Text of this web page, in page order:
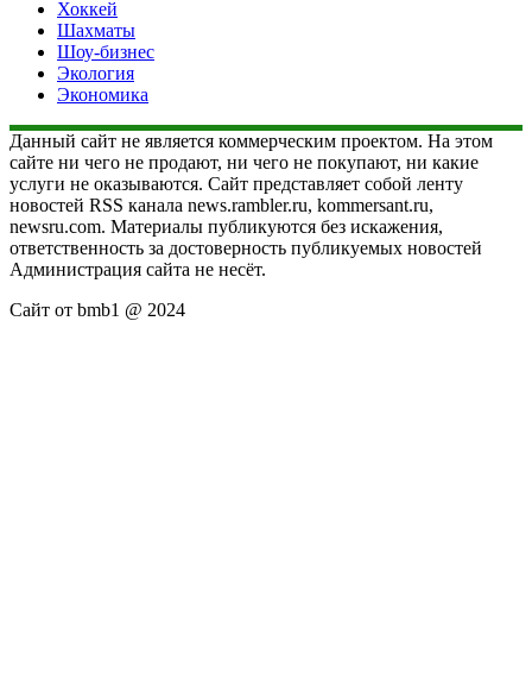
Хоккей
Шахматы
Шоу-бизнес
Экология
Экономика
Данный сайт не является коммерческим проектом. На этом
сайте ни чего не продают, ни чего не покупают, ни какие
услуги не оказываются. Сайт представляет собой ленту
новостей RSS канала news.rambler.ru, kommersant.ru,
newsru.com. Материалы публикуются без искажения,
ответственность за достоверность публикуемых новостей
Администрация сайта не несёт.
Сайт от bmb1 @ 2024